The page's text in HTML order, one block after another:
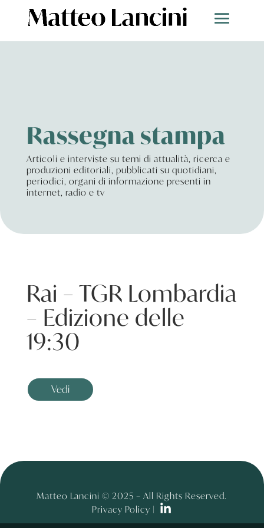
Rassegna stampa
Articoli e interviste su temi di attualità, ricerca e
produzioni editoriali, pubblicati su quotidiani,
periodici, organi di informazione presenti in
internet, radio e tv
Rai – TGR Lombardia
– Edizione delle
19:30
Vedi
Matteo Lancini © 2025 – All Rights Reserved.
Privacy Policy |